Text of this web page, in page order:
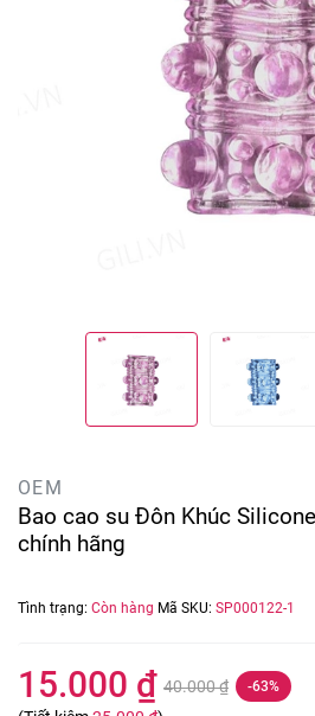
OEM
Bao cao su Đôn Khúc
chính hãng
Tình trạng: Còn hàng Mã SKU: SP000122-1
15.000 ₫ 40.000 ₫ -63%